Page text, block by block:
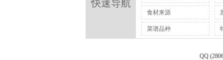
快速导航
食材来源
菜谱品种
QQ